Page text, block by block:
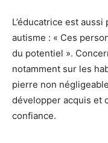
L’éducatrice est
autisme : « Ces
du potentiel ».
notamment sur les
pierre non
développer acquis et
confiance.